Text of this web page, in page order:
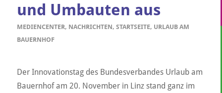
und Umbauten aus
MEDIENCENTER, NACHRICHTEN, STARTSEITE, URLAUB AM
BAUERNHOF
Der Innovationstag des Bundesverbandes Urlaub am
Bauernhof am 20. November in Linz stand ganz im